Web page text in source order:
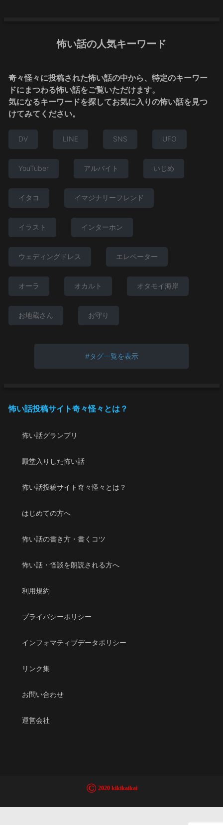
怖い話の人気キーワード
奇々怪々に投稿された怖い話の中から、特定のキーワー
ドにまつわる怖い話をご覧いただけます。
気になるキーワードを探してお気に入りの怖い話を見つ
けてみてください。
DV LINE SNS UFO
YouTuber アルバイト いじめ
イタコ イマジナリーフレンド
イラスト インターホン
ウェディングドレス エレベーター
オーラ オカルト オタモイ海岸
お地蔵さん お守り
タグ一覧を表示
怖い話投稿サイト奇々怪々とは？
怖い話グランプリ
殿堂入りした怖い話
怖い話投稿サイト奇々怪々とは？
はじめての方へ
怖い話の書き方・書くコツ
怖い話・怪談を朗読される方へ
利用規約
プライバシーポリシー
インフォマティブデータポリシー
リンク集
お問い合わせ
運営会社
© 2020 kikikaikai